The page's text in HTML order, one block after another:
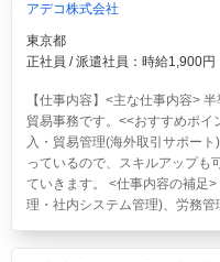
アデコ株式会社
東京都
正社員 / 派遣社員：時給1,900円
【仕事内容】<主な仕事内容>
貿易事務です。<<おすすめポイ
入・貿易管理(海外取引サポー
っているので、スキルアップも
ていきます。 <仕事内容の補足
理・社内システム管理)、労務管